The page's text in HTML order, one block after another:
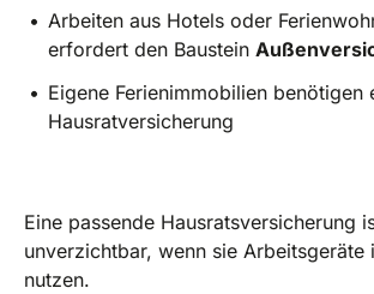
Arbeiten aus Hotels oder
erfordert den Baustein
Eigene Ferienimmobilien benötigen
Hausratversicherung
Eine passende Hausratsversicherung
unverzichtbar, wenn sie
nutzen.